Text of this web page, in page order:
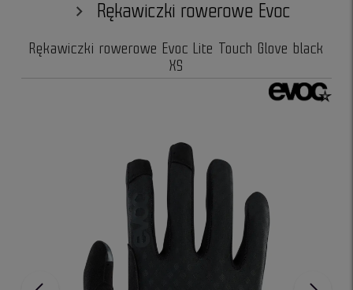
Rękawiczki rowerowe Evoc
Rękawiczki rowerowe Evoc Lite Touch Glove black
XS